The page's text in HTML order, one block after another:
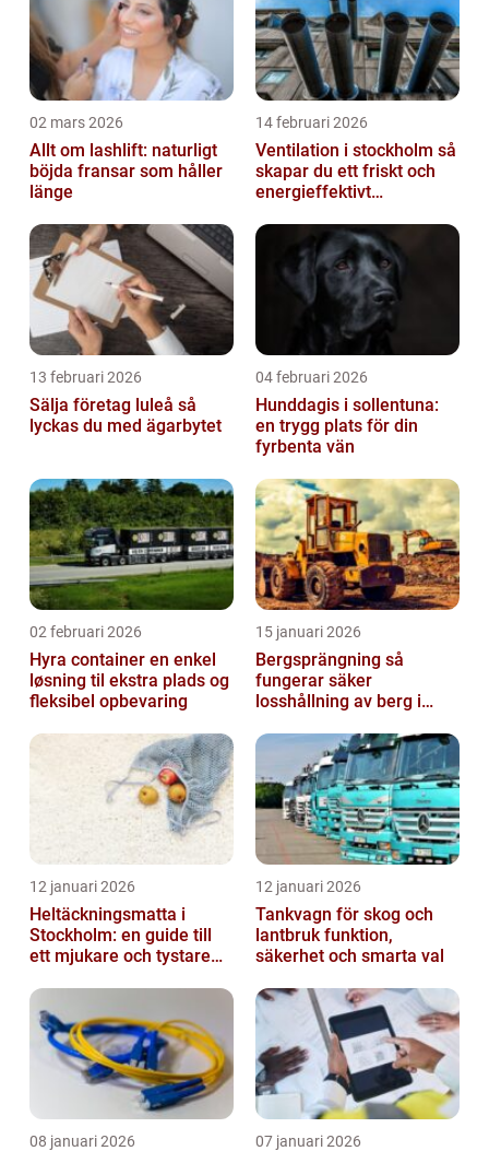
02 mars 2026
Allt om lashlift: naturligt
böjda fransar som håller
länge
14 februari 2026
Ventilation i stockholm så
skapar du ett friskt och
energieffektivt
13 februari 2026
Sälja företag luleå så
lyckas du med ägarbytet
04 februari 2026
Hunddagis i sollentuna:
en trygg plats för din
fyrbenta vän
02 februari 2026
Hyra container en enkel
løsning til ekstra plads og
fleksibel opbevaring
15 januari 2026
Bergsprängning så
fungerar säker
losshållning av berg i
12 januari 2026
Heltäckningsmatta i
Stockholm: en guide till
ett mjukare och tystare
12 januari 2026
Tankvagn för skog och
lantbruk funktion,
säkerhet och smarta val
08 januari 2026 07 januari 2026